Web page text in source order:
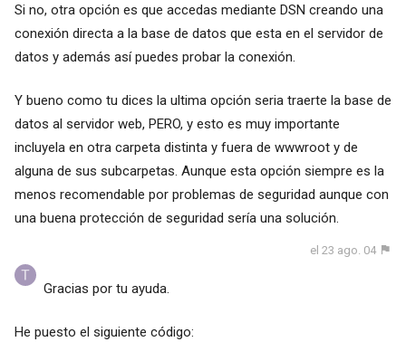
Si no, otra opción es que accedas mediante DSN creando una
conexión directa a la base de datos que esta en el servidor de
datos y además así puedes probar la conexión.
Y bueno como tu dices la ultima opción seria traerte la base de
datos al servidor web, PERO, y esto es muy importante
incluyela en otra carpeta distinta y fuera de wwwroot y de
alguna de sus subcarpetas. Aunque esta opción siempre es la
menos recomendable por problemas de seguridad aunque con
una buena protección de seguridad sería una solución.
el 23 ago. 04
Gracias por tu ayuda.
He puesto el siguiente código: